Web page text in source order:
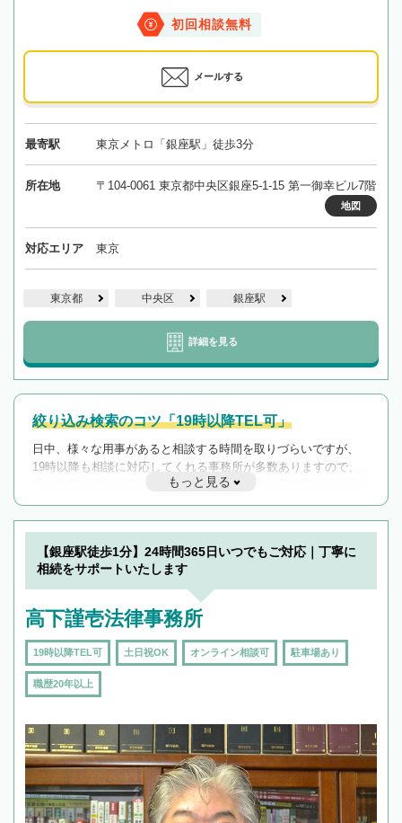
初回相談無料
メールする
最寄駅 東京メトロ「銀座駅」徒歩3分
所在地 〒104-0061 東京都中央区銀座5-1-15 第一御幸ビル7階
地図
対応エリア 東京
東京都 中央区 銀座駅
詳細を見る
絞り込み検索のコツ「19時以降TEL可」
日中、様々な用事があると相談する時間を取りづらいですが、
19時以降も相談に対応してくれる事務所が多数ありますので、
遅い時間の相談が増えそうな場合はそのような事務所に絞り込
んで検索してみましょう。
19時以降TEL可の条件
を加えて再検索
もっと見る
【銀座駅徒歩1分】24時間365日いつでもご対応｜丁寧に
相続をサポートいたします
高下謹壱法律事務所
19時以降TEL可 土日祝OK オンライン相談可 駐車場あり
職歴20年以上